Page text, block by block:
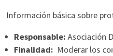
Información básica sobre
Responsable: Asociación
Finalidad: Moderar los